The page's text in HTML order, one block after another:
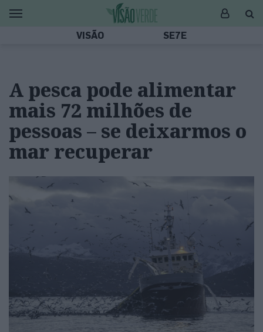
VISÃO SE7E
A pesca pode alimentar
mais 72 milhões de
pessoas – se deixarmos o
mar recuperar